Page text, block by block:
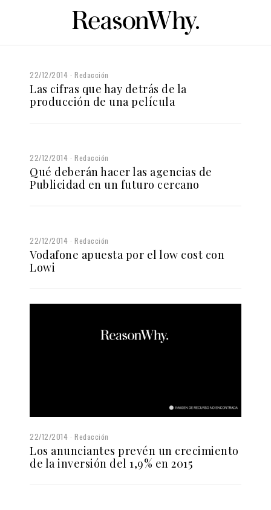
22/12/2014 Redacción
Las cifras que hay detrás de la
producción de una película
22/12/2014 Redacción
Qué deberán hacer las agencias de
Publicidad en un futuro cercano
22/12/2014 Redacción
Vodafone apuesta por el low cost con
Lowi
22/12/2014 Redacción
Los anunciantes prevén un crecimiento
de la inversión del 1,9% en 2015